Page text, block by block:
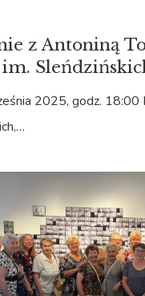
z Antoniną
2025, godz. 18:00